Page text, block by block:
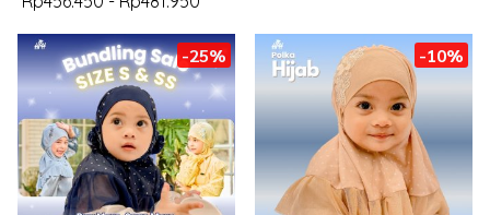
-25% -10%